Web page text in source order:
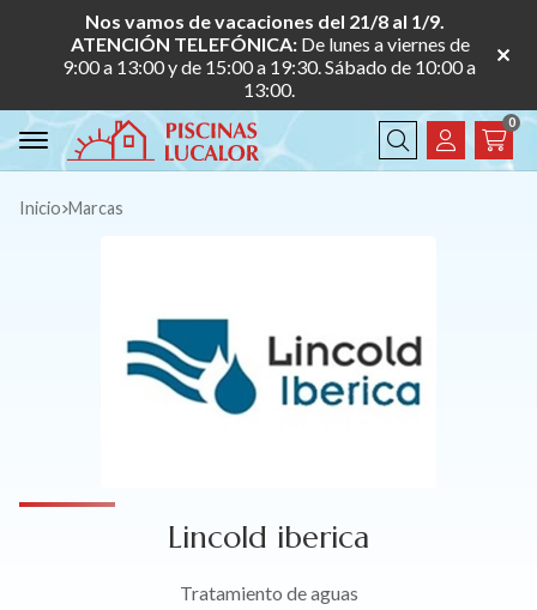
Nos vamos de vacaciones del 21/8 al 1/9.
ATENCIÓN TELEFÓNICA: De lunes a viernes de
9:00 a 13:00 y de 15:00 a 19:30. Sábado de 10:00 a
13:00.
Buscar
0
Inicio marcas
Lincold iberica
Tratamiento de aguas